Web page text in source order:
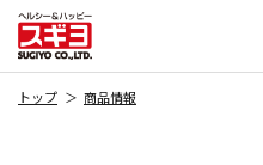
トップ 商品情報